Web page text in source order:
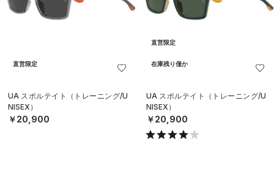
直営限定
UA スポルテイト（トレーニング/U
NISEX）
￥20,900
直営限定
在庫残り僅か
UA スポルテイト（トレーニング/U
NISEX）
￥20,900